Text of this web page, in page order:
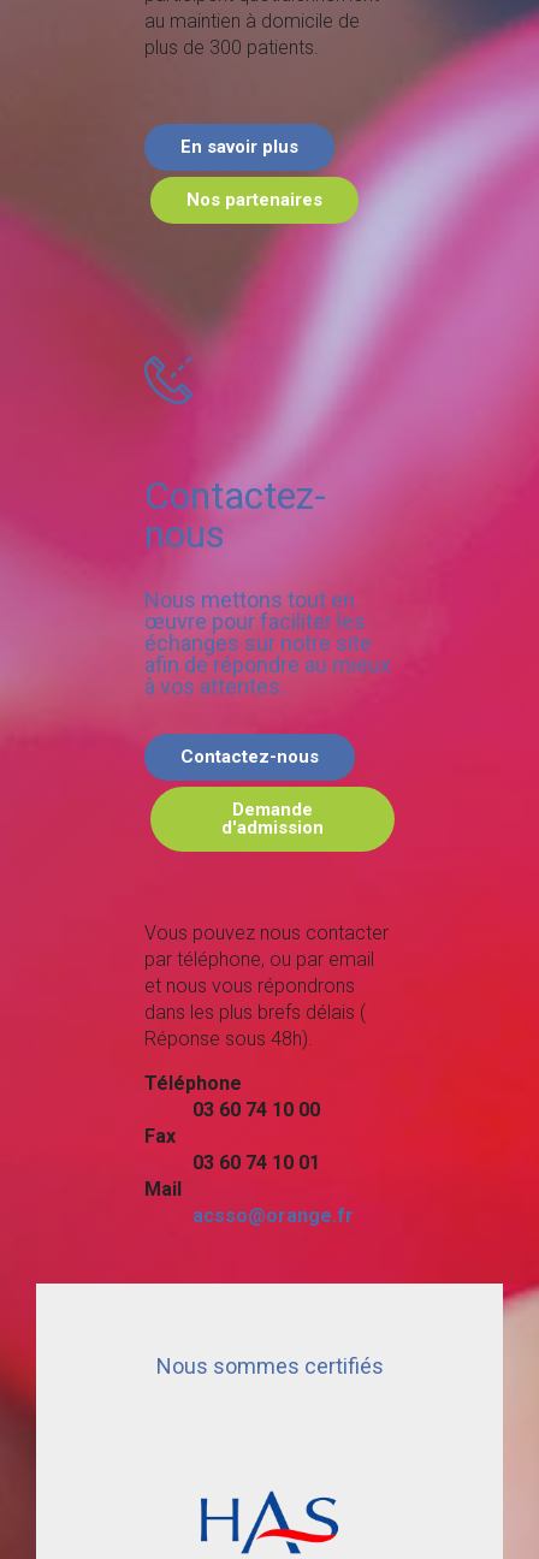
au maintien à domicile de
plus de 300 patients.
En savoir plus
Nos partenaires
Contactez-
nous
Nous mettons tout en
œuvre pour faciliter les
échanges sur notre site
afin de répondre au mieux
à vos attentes.
Contactez-nous
Demande
d'admission
Vous pouvez nous contacter
par téléphone, ou par email
et nous vous répondrons
dans les plus brefs délais (
Réponse sous 48h).
Téléphone
03 60 74 10 00
Fax
03 60 74 10 01
Mail
acsso@orange.fr
Nous sommes certifiés